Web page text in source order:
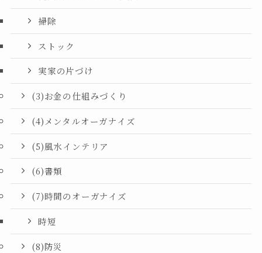
掃除
ストック
実家の片づけ
(3)お金の仕組みづくり
(4)メンタルオーガナイズ
(5)風水インテリア
(6)書類
(7)時間のオーガナイズ
時短
(8)防災